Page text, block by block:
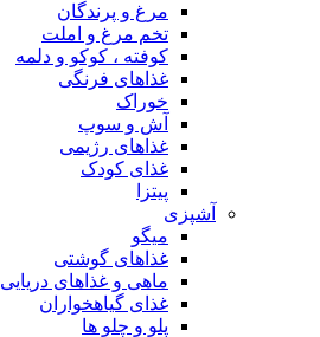
مرغ و پرندگان
تخم مرغ و املت
کوفته ، کوکو و دلمه
غذاهای فرنگی
خوراک
آش و سوپ
غذاهای رژیمی
غذای کودک
پیتزا
آشپزی
میگو
غذاهای گوشتی
ماهی و غذاهای دریایی
غذای گیاهخواران
پلو و چلو ها